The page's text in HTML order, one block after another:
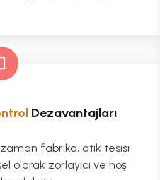
Dezavantajları
fabrika, atık tesisi
olarak zorlayıcı ve hoş